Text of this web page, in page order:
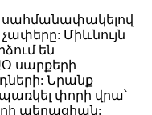
սահմանափակելով
Միևնույն
են
սարքերի
Նրանք
փորի վրա՝
աերացիան: